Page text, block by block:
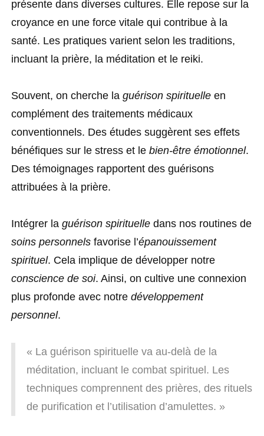
présente dans diverses cultures. Elle repose sur la
croyance en une force vitale qui contribue à la
santé. Les pratiques varient selon les traditions,
incluant la prière, la méditation et le reiki.
Souvent, on cherche la guérison spirituelle en
complément des traitements médicaux
conventionnels. Des études suggèrent ses effets
bénéfiques sur le stress et le bien-être émotionnel.
Des témoignages rapportent des guérisons
attribuées à la prière.
Intégrer la guérison spirituelle dans nos routines de
soins personnels favorise l’épanouissement
spirituel. Cela implique de développer notre
conscience de soi. Ainsi, on cultive une connexion
plus profonde avec notre développement
personnel.
« La guérison spirituelle va au-delà de la
méditation, incluant le combat spirituel. Les
techniques comprennent des prières, des rituels
de purification et l’utilisation d’amulettes. »